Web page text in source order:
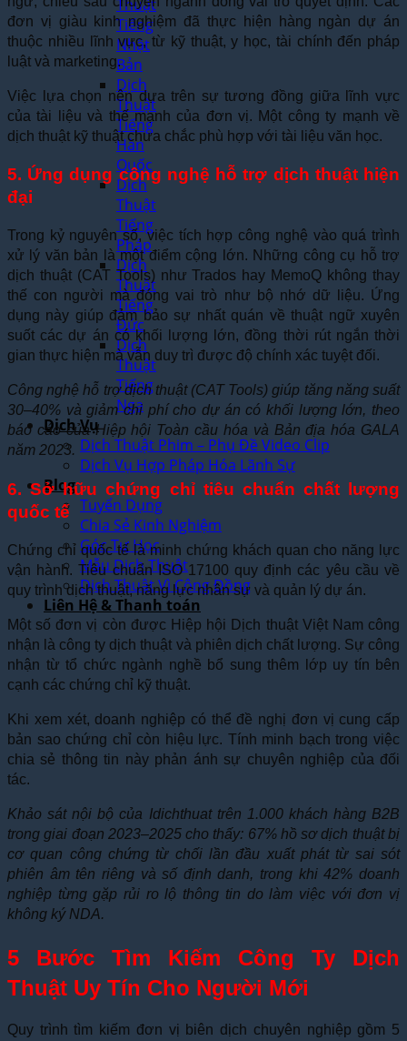
Thuật
Tiếng
Nhật
Bản
Dịch
Thuật
Tiếng
Hàn
Quốc
Dịch
Thuật
Tiếng
Pháp
Dịch
Thuật
Tiếng
Đức
Dịch
Thuật
Tiếng
Nga
Dịch Vụ
Dịch Thuật Phim – Phụ Đề Video Clip
Dịch Vụ Hợp Pháp Hóa Lãnh Sự
Blog
Tuyển Dụng
Chia Sẻ Kinh Nghiệm
Góc Tự Học
Mẫu Dịch Thuật
Dịch Thuật Vì Cộng Đồng
Liên Hệ & Thanh toán
đơn vị giàu kinh nghiệm đã thực hiện hàng ngàn dự án
thuộc nhiều lĩnh vực, từ kỹ thuật, y học, tài chính đến pháp
luật và marketing.
Việc lựa chọn nên dựa trên sự tương đồng giữa lĩnh vực
của tài liệu và thế mạnh của đơn vị. Một công ty mạnh về
dịch thuật kỹ thuật chưa chắc phù hợp với tài liệu văn học.
5. Ứng dụng công nghệ hỗ trợ dịch thuật hiện
đại
Trong kỷ nguyên số, việc tích hợp công nghệ vào quá trình
xử lý văn bản là một điểm cộng lớn. Những công cụ hỗ trợ
dịch thuật (CAT Tools) như Trados hay MemoQ không thay
thế con người mà đóng vai trò như bộ nhớ dữ liệu. Ứng
dụng này giúp đảm bảo sự nhất quán về thuật ngữ xuyên
suốt các dự án có khối lượng lớn, đồng thời rút ngắn thời
gian thực hiện mà vẫn duy trì được độ chính xác tuyệt đối.
Công nghệ hỗ trợ dịch thuật (CAT Tools) giúp tăng năng suất
30–40% và giảm chi phí cho dự án có khối lượng lớn, theo
báo cáo của Hiệp hội Toàn cầu hóa và Bản địa hóa GALA
năm 2023.
6. Sở hữu chứng chỉ tiêu chuẩn chất lượng
quốc tế
Chứng chỉ quốc tế là minh chứng khách quan cho năng lực
vận hành. Tiêu chuẩn ISO 17100 quy định các yêu cầu về
quy trình dịch thuật, năng lực nhân sự và quản lý dự án.
Một số đơn vị còn được Hiệp hội Dịch thuật Việt Nam công
nhận là công ty dịch thuật và phiên dịch chất lượng. Sự công
nhận từ tổ chức ngành nghề bổ sung thêm lớp uy tín bên
cạnh các chứng chỉ kỹ thuật.
Khi xem xét, doanh nghiệp có thể đề nghị đơn vị cung cấp
bản sao chứng chỉ còn hiệu lực. Tính minh bạch trong việc
chia sẻ thông tin này phản ánh sự chuyên nghiệp của đối
tác.
Khảo sát nội bộ của Idichthuat trên 1.000 khách hàng B2B
trong giai đoạn 2023–2025 cho thấy: 67% hồ sơ dịch thuật bị
cơ quan công chứng từ chối lần đầu xuất phát từ sai sót
phiên âm tên riêng và số định danh, trong khi 42% doanh
nghiệp từng gặp rủi ro lộ thông tin do làm việc với đơn vị
không ký NDA.
5 Bước Tìm Kiếm Công Ty Dịch
Thuật Uy Tín Cho Người Mới
Quy trình tìm kiếm đơn vị biên dịch chuyên nghiệp gồm 5